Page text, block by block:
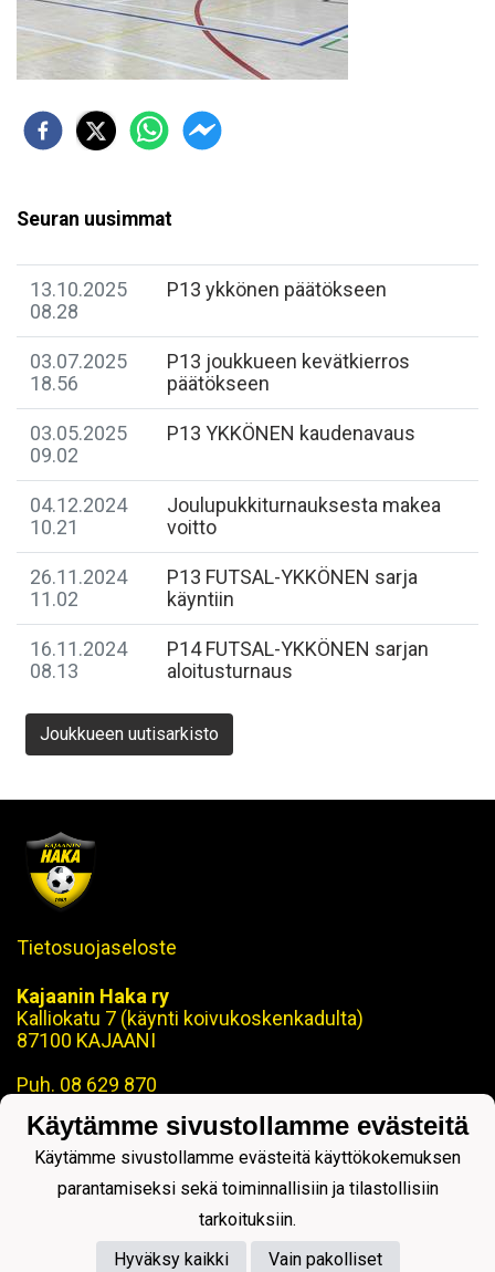
Seuran uusimmat
13.10.2025
08.28
P13 ykkönen päätökseen
03.07.2025
18.56
P13 joukkueen kevätkierros
päätökseen
03.05.2025
09.02
P13 YKKÖNEN kaudenavaus
04.12.2024
10.21
Joulupukkiturnauksesta makea
voitto
26.11.2024
11.02
P13 FUTSAL-YKKÖNEN sarja
käyntiin
16.11.2024
08.13
P14 FUTSAL-YKKÖNEN sarjan
aloitusturnaus
Joukkueen uutisarkisto
Tietosuojaseloste
Kajaanin Haka ry
Kalliokatu 7 (käynti koivukoskenkadulta)
87100 KAJAANI
Puh. 08 629 870
toimisto@kajaaninhaka.fi
ohjaus@kajaaninhaka.fi
Käytämme sivustollamme evästeitä
Käytämme sivustollamme evästeitä käyttökokemuksen
parantamiseksi sekä toiminnallisiin ja tilastollisiin
tarkoituksiin.
Hyväksy kaikki
Vain pakolliset